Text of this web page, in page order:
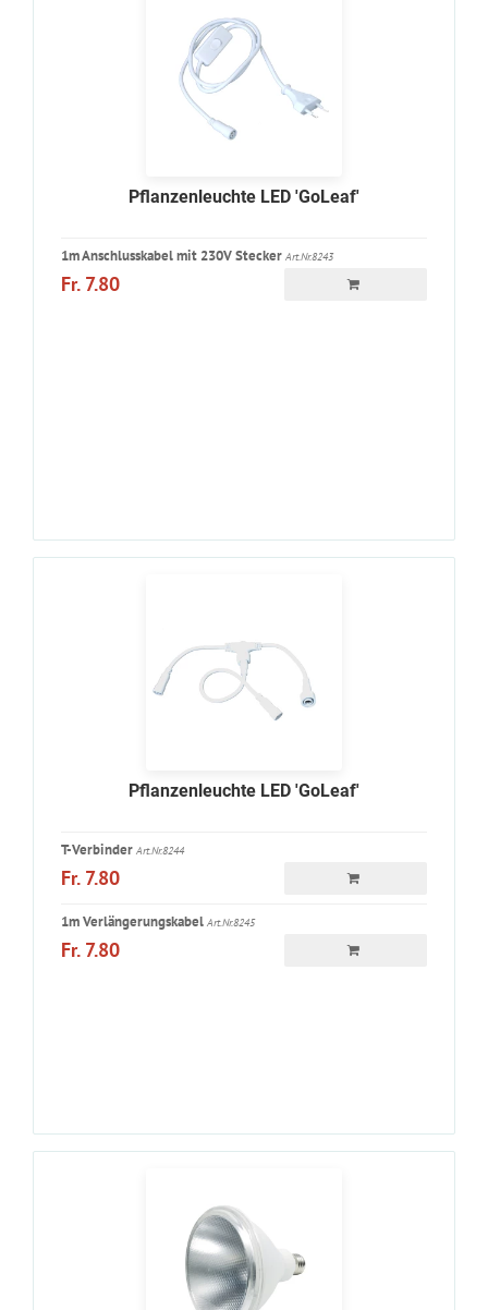
Pflanzenleuchte LED 'GoLeaf'
1m Anschlusskabel mit 230V Stecker Art.Nr.8243
Fr. 7.80
Pflanzenleuchte LED 'GoLeaf'
T-Verbinder Art.Nr.8244
Fr. 7.80
1m Verlängerungskabel Art.Nr.8245
Fr. 7.80